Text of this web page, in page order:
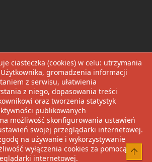
Pinterest
TumblrWhatsApp
Umieść Link
XenForo® © 2010-2022 XenForo Ltd.
ciasteczka (cookies) w celu: utrzymania
gromadzenia informacji
z serwisu, ułatwienia
z niego, dopasowania treści
oraz tworzenia statystyk
publikowanych
możliwość skonfigurowania ustawień
swojej przeglądarki internetowej.
na używanie i wykorzystywanie
wyłączenia cookies za pomocą
internetowej.
Do